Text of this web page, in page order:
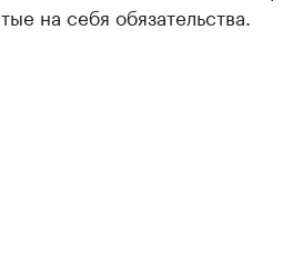
на себя обязательства.